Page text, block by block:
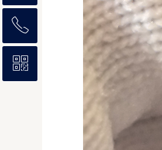
回到顶部
ꂅ
4006368566
ꀥ